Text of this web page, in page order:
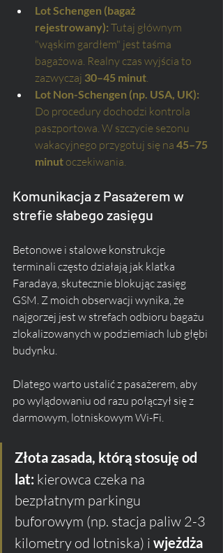
Lot Schengen (bagaż
rejestrowany): Tutaj głównym
"wąskim gardłem" jest taśma
bagażowa. Realny czas wyjścia to
zazwyczaj 30–45 minut.
Lot Non-Schengen (np. USA, UK):
Do procedury dochodzi kontrola
paszportowa. W szczycie sezonu
wakacyjnego przygotuj się na 45–75
minut oczekiwania.
Komunikacja z Pasażerem w
strefie słabego zasięgu
Betonowe i stalowe konstrukcje
terminali często działają jak klatka
Faradaya, skutecznie blokując zasięg
GSM. Z moich obserwacji wynika, że
najgorzej jest w strefach odbioru bagażu
zlokalizowanych w podziemiach lub głębi
budynku.
Dlatego warto ustalić z pasażerem, aby
po wylądowaniu od razu połączył się z
darmowym, lotniskowym Wi-Fi.
Złota zasada, którą stosuję od
lat: kierowca czeka na
bezpłatnym parkingu
buforowym (np. stacja paliw 2-3
kilometry od lotniska) i wjeżdża